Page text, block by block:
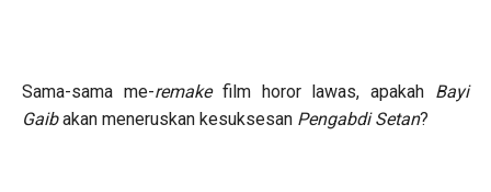
Sama-sama me-remake film horor lawas, apakah Bayi
Gaibakan meneruskan kesuksesan Pengabdi Setan?